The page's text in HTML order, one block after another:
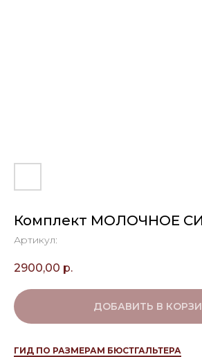
Комплект МОЛОЧНОЕ
Артикул:
2900,00 р.
ДОБАВИТЬ В
ГИД ПО РАЗМЕРАМ БЮСТГАЛЬТЕРА